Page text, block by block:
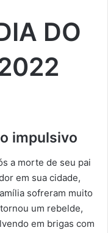
DO
impulsivo
a morte de seu pai
em sua cidade,
sofreram muito
um rebelde,
em brigas com